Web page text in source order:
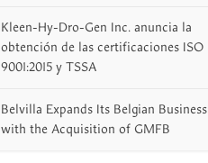
Kleen-Hy-Dro-Gen Inc. anuncia la
obtención de las certificaciones ISO
9001:2015 y TSSA
Belvilla Expands Its Belgian Business
with the Acquisition of GMFB